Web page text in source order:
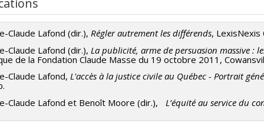
Jutras,Angela Campbell,Decio Coviello,Jean-François
Fecteau , Dominique Bernier , Stéphanie Demers ,
Joao Gustavo Vieira Velloso
,Marion Vacheret,Chloé Leclerc,Catherine Régis,Nicolas
,Marianne Quirouette, David Lefrançois,Bastien Quirion,
Campbell
, Decio Coviello , Jean-François Roberge Stéphanie
Lamari ,Sébastien Grammond,Joao Gustavo Vieira Velloso,
Brin, Christine Morin,Catherine Rossi,Maryse Potvin,
Fecteau
Pariseau-Legault,Véronique Fraser Véronique Fortin,
,Valérie Costanzo
Claude Lafond (dir.), Régler autrement les différends, LexisNexis
Claude Lafond (dir.), La publicité, arme de persuasion massive :
de la Fondation Claude Masse du 19 octobre 2011,
Claude Lafond, L'accès à la justice civile au Québec - Portrait
Claude Lafond et Benoît Moore (dir.), L’équité au service du